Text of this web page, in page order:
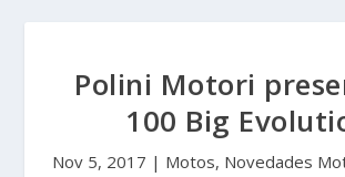
Polini Motori
100 Big
Nov 5, 2017 | Motos, Novedades